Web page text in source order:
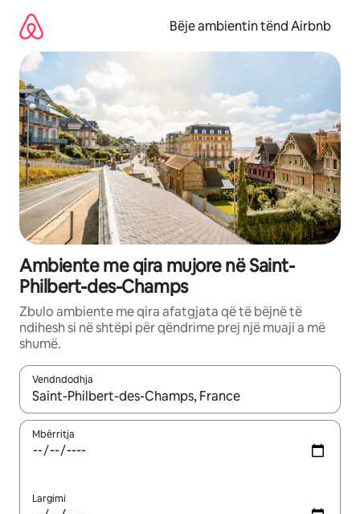
përmbajtja
Bëje ambientin tënd Airbnb
Ambiente me qira mujore në Saint-
Philbert-des-Champs
Zbulo ambiente me qira afatgjata që të bëjnë të
ndihesh si në shtëpi për qëndrime prej një muaji a më
shumë.
Vendndodhja
Kur rezultatet të jenë të disponueshme, lëviz me butonat e
Mbërritja
Largimi